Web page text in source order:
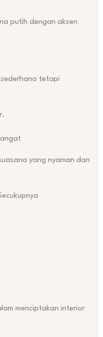
putih dengan aksen
tetapi
yang nyaman dan
menciptakan interior